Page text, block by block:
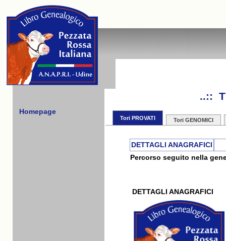
Homepage
..::
Tori PROVATI Tori GENOMICI
DETTAGLI ANAGRAFICI
Percorso seguito nella
DETTAGLI ANAGRAFICI